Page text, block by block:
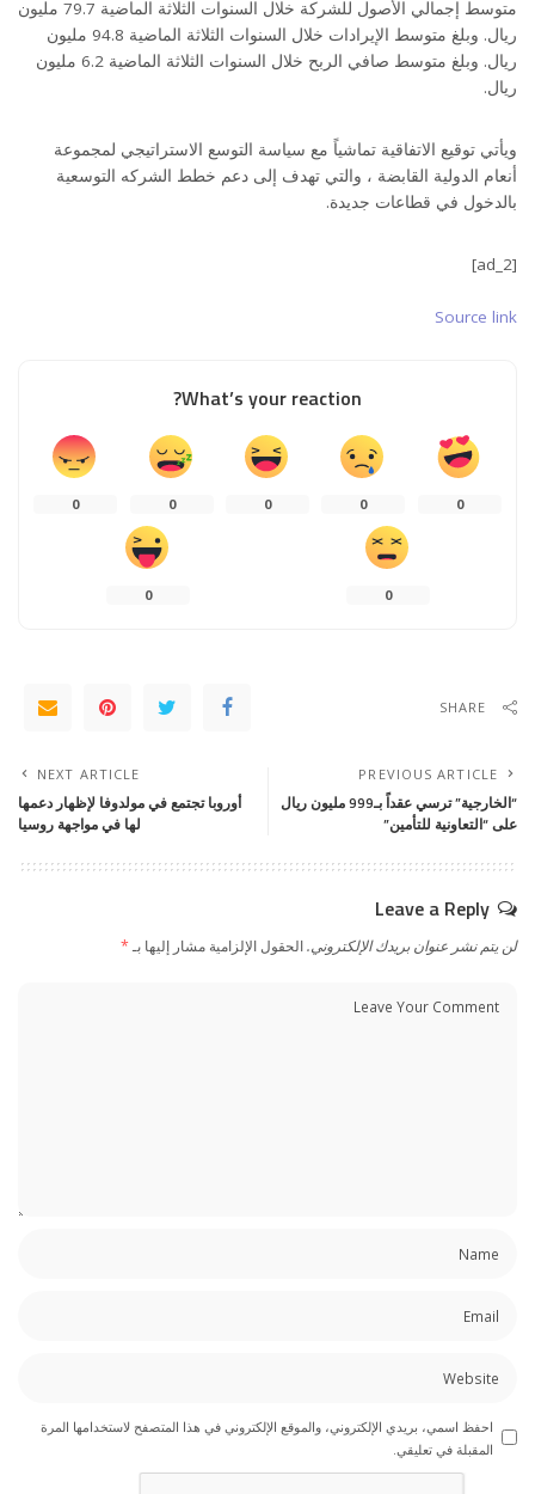
متوسط إجمالي الأصول للشركة خلال السنوات الثلاثة الماضية 79.7 مليون
ريال. وبلغ متوسط الإيرادات خلال السنوات الثلاثة الماضية 94.8 مليون
ريال. وبلغ متوسط صافي الربح خلال السنوات الثلاثة الماضية 6.2 مليون
ريال.
ويأتي توقيع الاتفاقية تماشياً مع سياسة التوسع الاستراتيجي لمجموعة
أنعام الدولية القابضة ، والتي تهدف إلى دعم خطط الشركه التوسعية
بالدخول في قطاعات جديدة.
[ad_2]
Source link
What’s your reaction?
0
0
0
0
0
0
0
SHARE
PREVIOUS ARTICLE
“الخارجية” ترسي عقداً بـ999 مليون ريال
على “التعاونية للتأمين”
NEXT ARTICLE
أوروبا تجتمع في مولدوفا لإظهار دعمها
لها في مواجهة روسيا
Leave a Reply
لن يتم نشر عنوان بريدك الإلكتروني.الحقول الإلزامية مشار إليها بـ*
احفظ اسمي، بريدي الإلكتروني، والموقع الإلكتروني في هذا المتصفح لاستخدامها المرة
المقبلة في تعليقي.